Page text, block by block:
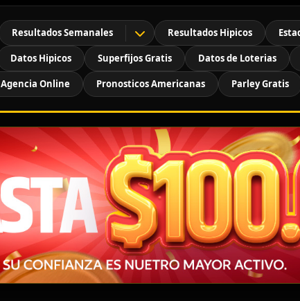
Resultados Semanales Resultados Hipicos
Datos Hipicos Superfijos Gratis Datos de Loterias
Agencia Online Pronosticos Americanas Parley Gratis